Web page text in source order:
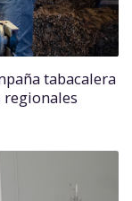
tabacalera